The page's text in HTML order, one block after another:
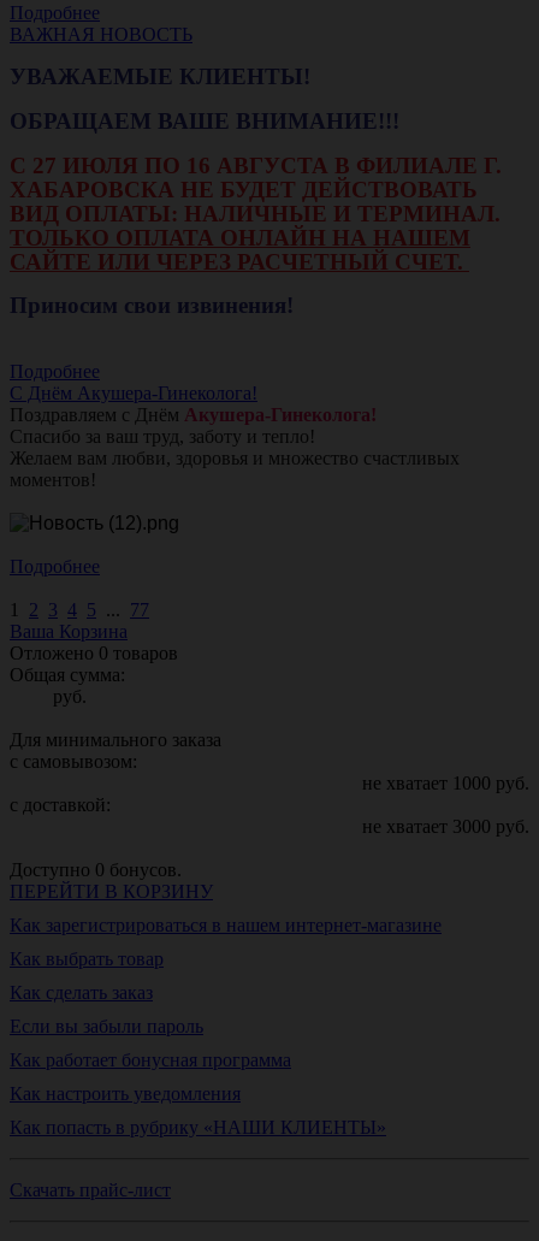
Подробнее
ВАЖНАЯ НОВОСТЬ
УВАЖАЕМЫЕ КЛИЕНТЫ!
ОБРАЩАЕМ ВАШЕ ВНИМАНИЕ!!!
С 27 ИЮЛЯ ПО 16 АВГУСТА В ФИЛИАЛЕ Г.
ХАБАРОВСКА НЕ БУДЕТ ДЕЙСТВОВАТЬ
ВИД ОПЛАТЫ: НАЛИЧНЫЕ И ТЕРМИНАЛ.
ТОЛЬКО ОПЛАТА ОНЛАЙН НА НАШЕМ
САЙТЕ ИЛИ ЧЕРЕЗ РАСЧЕТНЫЙ СЧЕТ.
Приносим свои извинения!
Подробнее
С Днём Акушера-Гинеколога!
Поздравляем с Днём Акушера-Гинеколога!
Спасибо за ваш труд, заботу и тепло!
Желаем вам любви, здоровья и множество счастливых
моментов!
Подробнее
1 2 3 4 5 ... 77
Ваша Корзина
Отложено 0 товаров
Общая сумма:
руб.
Для минимального заказа
с самовывозом:
не хватает 1000 руб.
с доставкой:
не хватает 3000 руб.
Доступно 0 бонусов.
ПЕРЕЙТИ В КОРЗИНУ
Как зарегистрироваться в нашем интернет-магазине
Как выбрать товар
Как сделать заказ
Если вы забыли пароль
Как работает бонусная программа
Как настроить уведомления
Как попасть в рубрику «НАШИ КЛИЕНТЫ»
Скачать прайс-лист